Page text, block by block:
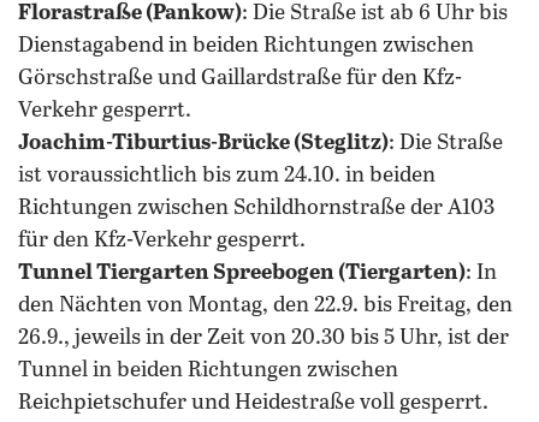
Florastraße (Pankow): Die Straße ist ab 6 Uhr bis
Dienstagabend in beiden Richtungen zwischen
Görschstraße und Gaillardstraße für den Kfz-
Verkehr gesperrt.
Joachim-Tiburtius-Brücke (Steglitz): Die Straße
ist voraussichtlich bis zum 24.10. in beiden
Richtungen zwischen Schildhornstraße der A103
für den Kfz-Verkehr gesperrt.
Tunnel Tiergarten Spreebogen (Tiergarten): In
den Nächten von Montag, den 22.9. bis Freitag, den
26.9., jeweils in der Zeit von 20.30 bis 5 Uhr, ist der
Tunnel in beiden Richtungen zwischen
Reichpietschufer und Heidestraße voll gesperrt.